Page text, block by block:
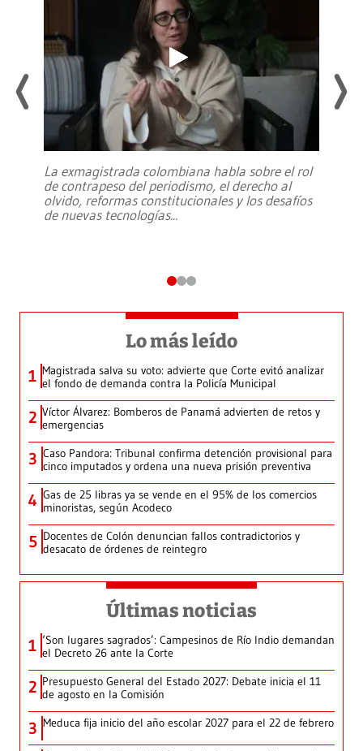
La exmagistrada colombiana habla sobre el rol
de contrapeso del periodismo, el derecho al
olvido, reformas constitucionales y los desafíos
de nuevas tecnologías...
Lo más leído
1 Magistrada salva su voto: advierte que Corte evitó analizar
el fondo de demanda contra la Policía Municipal
2 Víctor Álvarez: Bomberos de Panamá advierten de retos y
emergencias
3 Caso Pandora: Tribunal confirma detención provisional para
cinco imputados y ordena una nueva prisión preventiva
4 Gas de 25 libras ya se vende en el 95% de los comercios
minoristas, según Acodeco
5 Docentes de Colón denuncian fallos contradictorios y
desacato de órdenes de reintegro
Últimas noticias
1 ‘Son lugares sagrados’: Campesinos de Río Indio demandan
el Decreto 26 ante la Corte
2 Presupuesto General del Estado 2027: Debate inicia el 11
de agosto en la Comisión
3 Meduca fija inicio del año escolar 2027 para el 22 de febrero